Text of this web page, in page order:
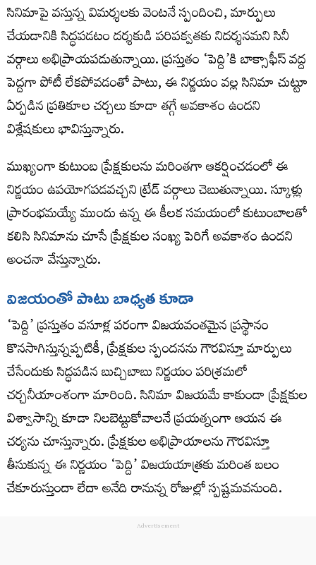
సినిమాపై వస్తున్న విమర్శలకు వెంటనే స్పందించి, మార్పులు
చేయడానికి సిద్ధపడటం దర్శకుడి పరిపక్వతకు నిదర్శనమని సినీ
వర్గాలు అభిప్రాయపడుతున్నాయి. ప్రస్తుతం ‘పెద్ది’కి బాక్సాఫీస్ వద్ద
పెద్దగా పోటీ లేకపోవడంతో పాటు, ఈ నిర్ణయం వల్ల సినిమా చుట్టూ
ఏర్పడిన ప్రతికూల చర్చలు కూడా తగ్గే అవకాశం ఉందని
విశ్లేషకులు భావిస్తున్నారు.
ముఖ్యంగా కుటుంబ ప్రేక్షకులను మరింతగా ఆకర్షించడంలో ఈ
నిర్ణయం ఉపయోగపడవచ్చని ట్రేడ్ వర్గాలు చెబుతున్నాయి. స్కూళ్లు
ప్రారంభమయ్యే ముందు ఉన్న ఈ కీలక సమయంలో కుటుంబాలతో
కలిసి సినిమాను చూసే ప్రేక్షకుల సంఖ్య పెరిగే అవకాశం ఉందని
అంచనా వేస్తున్నారు.
విజయంతో పాటు బాధ్యత కూడా
‘పెద్ది’ ప్రస్తుతం వసూళ్ల పరంగా విజయవంతమైన ప్రస్థానం
కొనసాగిస్తున్నప్పటికీ, ప్రేక్షకుల స్పందనను గౌరవిస్తూ మార్పులు
చేసేందుకు సిద్ధపడిన బుచ్చిబాబు నిర్ణయం పరిశ్రమలో
చర్చనీయాంశంగా మారింది. సినిమా విజయమే కాకుండా ప్రేక్షకుల
విశ్వాసాన్ని కూడా నిలబెట్టుకోవాలనే ప్రయత్నంగా ఆయన ఈ
చర్యను చూస్తున్నారు. ప్రేక్షకుల అభిప్రాయాలను గౌరవిస్తూ
తీసుకున్న ఈ నిర్ణయం ‘పెద్ది’ విజయయాత్రకు మరింత బలం
చేకూరుస్తుందా లేదా అనేది రానున్న రోజుల్లో స్పష్టమవనుంది.